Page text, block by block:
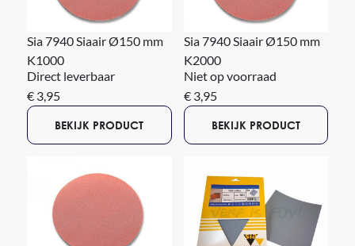
Sia 7940 Siaair Ø150 mm
K1000
Direct leverbaar
€ 3,95
BEKIJK PRODUCT
Sia 7940 Siaair Ø150 mm
K2000
Niet op voorraad
€ 3,95
BEKIJK PRODUCT